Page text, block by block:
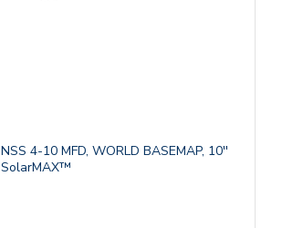
NSS 4-10 MFD, WORLD BASEMAP, 10''
SolarMAX™